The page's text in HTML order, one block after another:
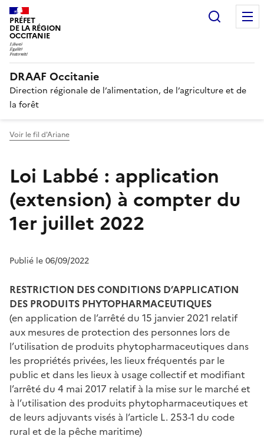
PRÉFET
DE LA RÉGION
OCCITANIE
DRAAF Occitanie
Direction régionale de l’alimentation, de l’agriculture et de
la forêt
Voir le fil d'Ariane
Loi Labbé : application
(extension) à compter du
1er juillet 2022
Publié le 06/09/2022
RESTRICTION DES CONDITIONS D’APPLICATION
DES PRODUITS PHYTOPHARMACEUTIQUES
(en application de l’arrêté du 15 janvier 2021 relatif
aux mesures de protection des personnes lors de
l’utilisation de produits phytopharmaceutiques dans
les propriétés privées, les lieux fréquentés par le
public et dans les lieux à usage collectif et modifiant
l’arrêté du 4 mai 2017 relatif à la mise sur le marché et
à l’utilisation des produits phytopharmaceutiques et
de leurs adjuvants visés à l’article L. 253-1 du code
rural et de la pêche maritime)